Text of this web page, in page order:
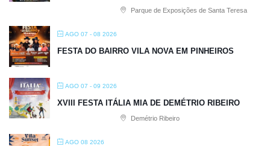
Parque de Exposições de Santa Teresa
AGO 07 - 08 2026
FESTA DO BAIRRO VILA NOVA EM PINHEIROS
AGO 07 - 09 2026
XVIII FESTA ITÁLIA MIA DE DEMÉTRIO RIBEIRO
Demétrio Ribeiro
AGO 08 2026